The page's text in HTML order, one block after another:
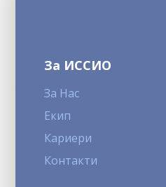
За ИССИО
За Нас
Екип
Кариери
Контакти